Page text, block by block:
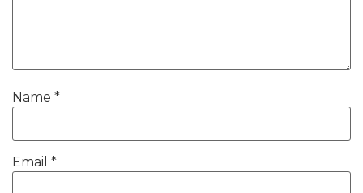
Name *
Email *